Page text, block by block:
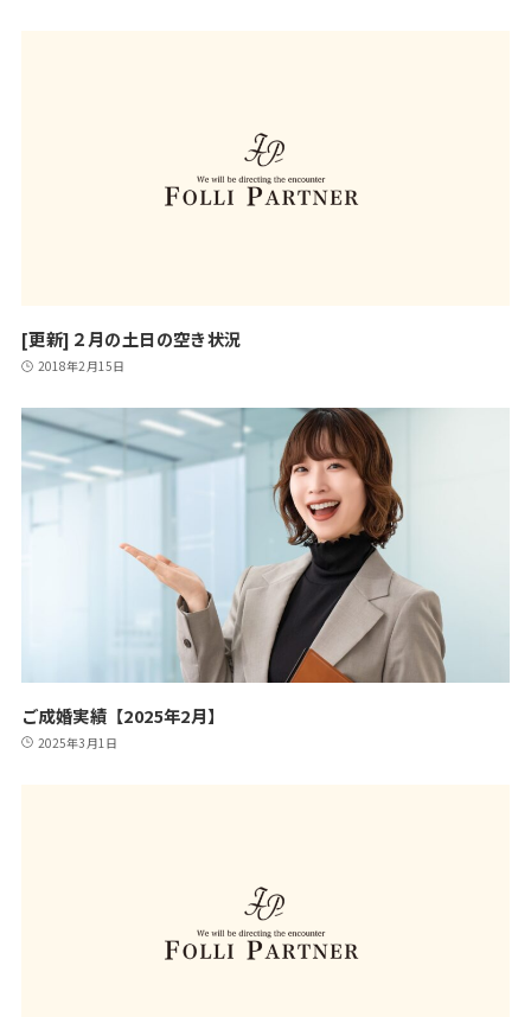
[更新]２月の土日の空き状況
2018年2月15日
ご成婚実績【2025年2月】
2025年3月1日